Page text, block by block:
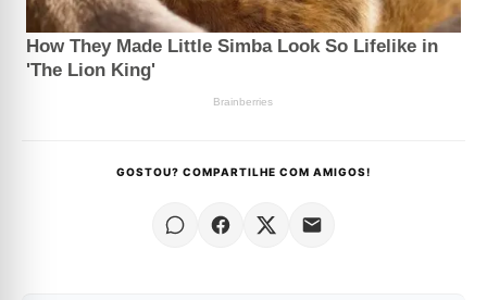
GOSTOU? COMPARTILHE COM AMIGOS!